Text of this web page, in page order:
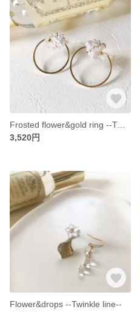
Frosted flower&gold ring --Twinkle line--
3,520円
Flower&drops --Twinkle line--